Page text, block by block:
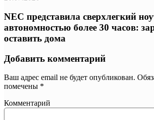
NEC представила сверхлегкий
автономностью более 30 часов:
оставить дома
Добавить комментарий
Ваш адрес email не будет опубликован.
помечены *
Комментарий